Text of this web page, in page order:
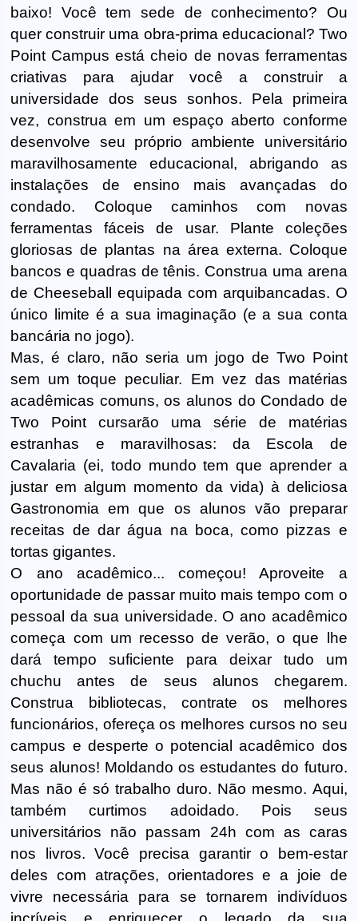
baixo! Você tem sede de conhecimento? Ou
quer construir uma obra-prima educacional? Two
Point Campus está cheio de novas ferramentas
criativas para ajudar você a construir a
universidade dos seus sonhos. Pela primeira
vez, construa em um espaço aberto conforme
desenvolve seu próprio ambiente universitário
maravilhosamente educacional, abrigando as
instalações de ensino mais avançadas do
condado. Coloque caminhos com novas
ferramentas fáceis de usar. Plante coleções
gloriosas de plantas na área externa. Coloque
bancos e quadras de tênis. Construa uma arena
de Cheeseball equipada com arquibancadas. O
único limite é a sua imaginação (e a sua conta
bancária no jogo).
Mas, é claro, não seria um jogo de Two Point
sem um toque peculiar. Em vez das matérias
acadêmicas comuns, os alunos do Condado de
Two Point cursarão uma série de matérias
estranhas e maravilhosas: da Escola de
Cavalaria (ei, todo mundo tem que aprender a
justar em algum momento da vida) à deliciosa
Gastronomia em que os alunos vão preparar
receitas de dar água na boca, como pizzas e
tortas gigantes.
O ano acadêmico... começou! Aproveite a
oportunidade de passar muito mais tempo com o
pessoal da sua universidade. O ano acadêmico
começa com um recesso de verão, o que lhe
dará tempo suficiente para deixar tudo um
chuchu antes de seus alunos chegarem.
Construa bibliotecas, contrate os melhores
funcionários, ofereça os melhores cursos no seu
campus e desperte o potencial acadêmico dos
seus alunos! Moldando os estudantes do futuro.
Mas não é só trabalho duro. Não mesmo. Aqui,
também curtimos adoidado. Pois seus
universitários não passam 24h com as caras
nos livros. Você precisa garantir o bem-estar
deles com atrações, orientadores e a joie de
vivre necessária para se tornarem indivíduos